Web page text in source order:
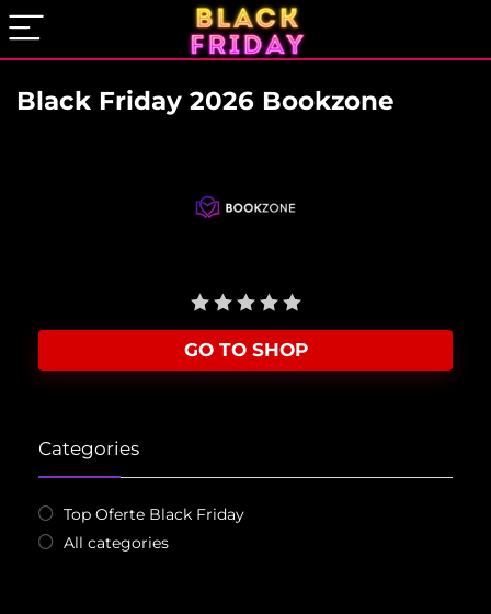
Black Friday 2026 Bookzone
GO TO SHOP
Categories
Top Oferte Black Friday
All categories